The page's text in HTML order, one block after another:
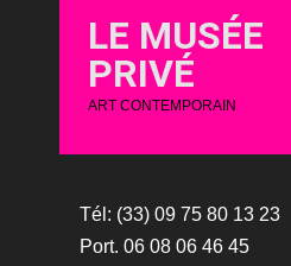
LE MUSÉE
PRIVÉ
ART CONTEMPORAIN
Tél: (33) 09 75 80 13 23
Port. 06 08 06 46 45